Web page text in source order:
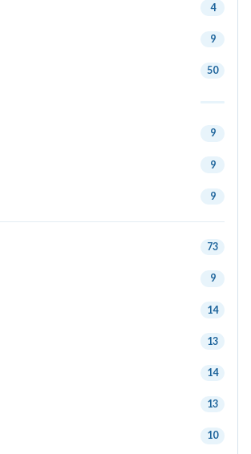
4
9
50
9
9
9
73
9
14
13
14
13
10